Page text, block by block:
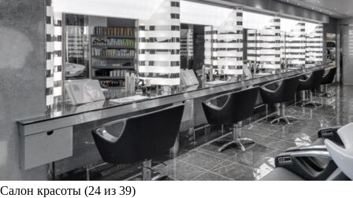
Салон красоты (24 из 39)